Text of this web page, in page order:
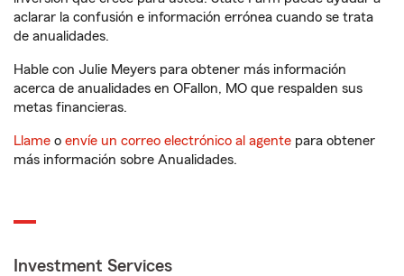
aclarar la confusión e información errónea cuando se trata
de anualidades.
Hable con Julie Meyers para obtener más información
acerca de anualidades en OFallon, MO que respalden sus
metas financieras.
Llame o envíe un correo electrónico al agente para obtener
más información sobre Anualidades.
Investment Services